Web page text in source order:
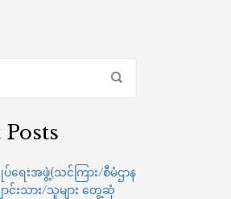
ပ်ရေးအဖွဲ့(သင်ကြား/စီမံဌာန
ောင်းသား/သူများ တွေ့ဆုံ